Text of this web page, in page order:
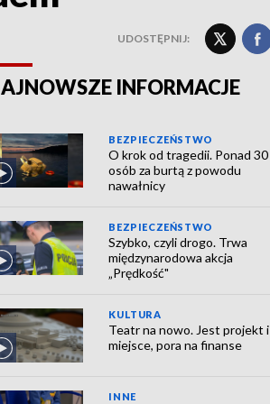
UDOSTĘPNIJ:
INFORMACJE
BEZPIECZEŃSTWO
O krok od tragedii. Ponad 30
osób za burtą z powodu
nawałnicy
BEZPIECZEŃSTWO
Szybko, czyli drogo. Trwa
międzynarodowa akcja
„Prędkość"
KULTURA
Teatr na nowo. Jest projekt i
miejsce, pora na finanse
INNE